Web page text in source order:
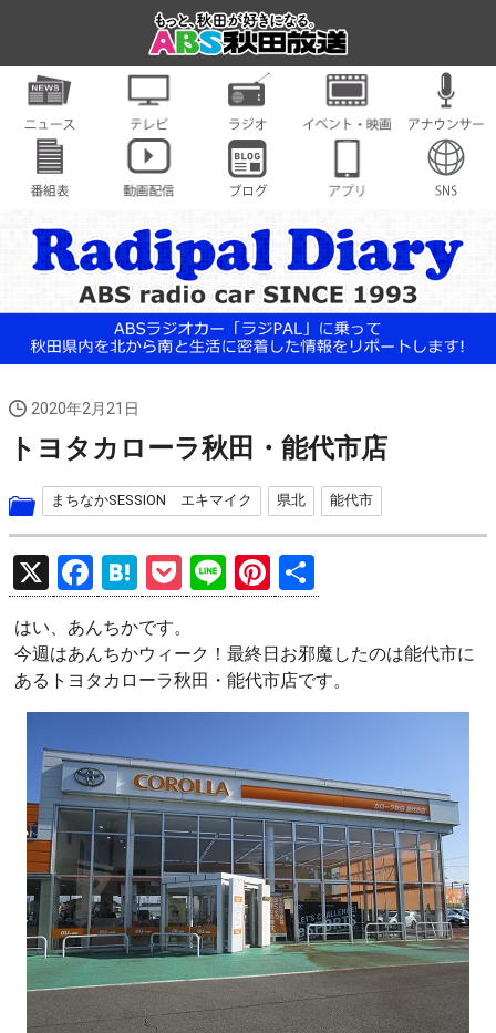
2020年2月21日
トヨタカローラ秋田・能代市店
まちなかSESSION エキマイク 県北 能代市
X
F
a
ce
b
o
o
k
H
at
e
n
a
P
o
ck
et
Li
n
e
Pi
nt
er
es
t
有
はい、あんちかです。
今週はあんちかウィーク！最終日お邪魔したのは能代市に
あるトヨタカローラ秋田・能代市店です。